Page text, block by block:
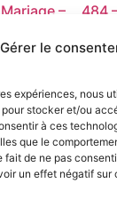
Gérer le
expériences, nous
stocker et/ou
à ces
que le
fait de ne pas
un effet négatif
–
484
25,00
CGV - CGL